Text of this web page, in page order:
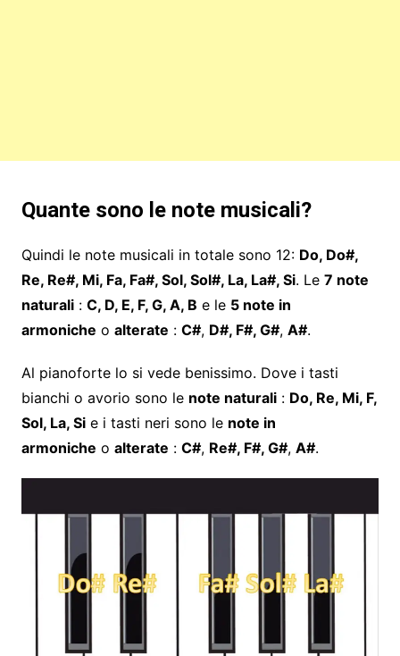
Quante sono le note musicali?
Quindi le note musicali in totale sono 12: Do, Do#,
Re, Re#, Mi, Fa, Fa#, Sol, Sol#, La, La#, Si. Le 7 note
naturali: C, D, E, F, G, A, B e le 5 note in
armoniche o alterate : C#, D#, F#, G#, A#.
Al pianoforte lo si vede benissimo. Dove i tasti
bianchi o avorio sono le note naturali: Do, Re, Mi, F,
Sol, La, Sie i tasti neri sono le note in
armoniche o alterate : C#, Re#, F#, G#, A#.